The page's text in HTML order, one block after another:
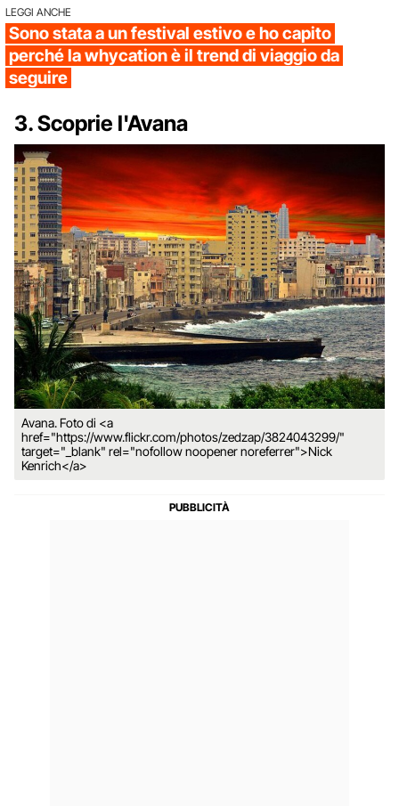
LEGGI ANCHE
Sono stata a un festival estivo e ho capito
perché la whycation è il trend di viaggio da
seguire
3. Scoprie l'Avana
Avana. Foto di <a
href="https://www.flickr.com/photos/zedzap/3824043299/"
target="_blank" rel="nofollow noopener noreferrer">Nick
Kenrich</a>